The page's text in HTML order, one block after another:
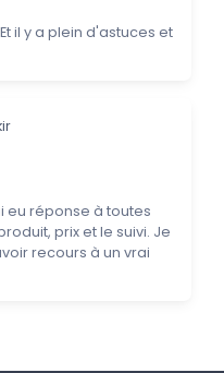
il y a plein d'astuces et
eu réponse à toutes
prix et le suivi. Je
recours à un vrai